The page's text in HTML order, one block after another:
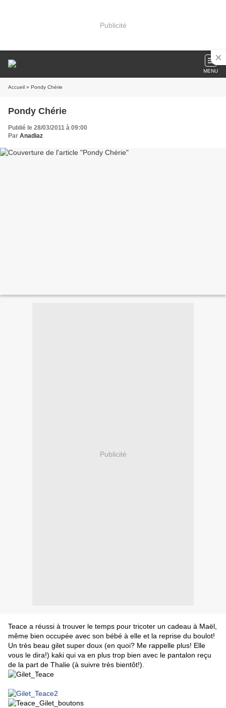
Publicité
MENU
Accueil » Pondy Chérie
Pondy Chérie
Publié le 28/03/2011 à 09:00
Par Anadiaz
Publicité
Teace a réussi à trouver le temps pour tricoter un cadeau à Maël,
même bien occupée avec son bébé à elle et la reprise du boulot!
Un très beau gilet super doux (en quoi? Me rappelle plus! Elle
vous le dira!) kaki qui va en plus trop bien avec le pantalon reçu
de la part de Thalie (à suivre très bientôt!).